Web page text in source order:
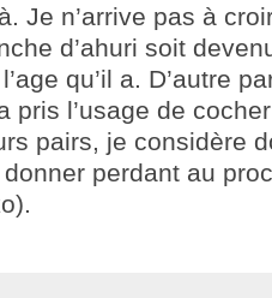
Je n’arrive pas à
d’ahuri soit
qu’il a. D’autre
pris l’usage de
pairs, je considère
perdant au